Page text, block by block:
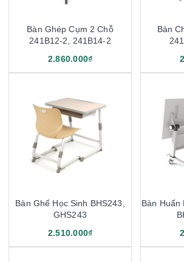
Bàn Ghép Cụm 2 Chỗ
241B12-2, 241B14-2
2.860.000₫
Bàn
Bàn Ghế Học Sinh BHS243,
GHS243
2.510.000₫
Bàn Huấn